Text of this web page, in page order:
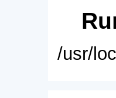
/usr/